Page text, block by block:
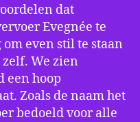
dat
Evegnée te
even stil te staan
We zien
een hoop
Zoals de naam het
bedoeld voor alle